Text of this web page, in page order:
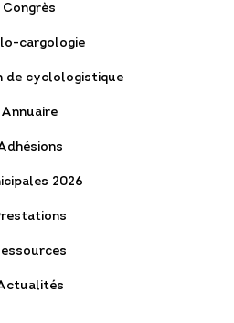
Congrès
cargologie
de cyclologistique
Annuaire
2026